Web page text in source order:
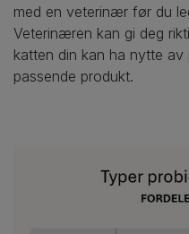
med en veterinær før du
Veterinæren kan gi deg
katten din kan ha nytte
passende produkt.